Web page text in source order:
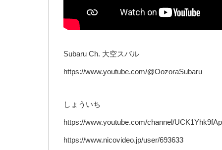
Subaru Ch. 大空スバル
https://www.youtube.com/@OozoraSubaru
しょういち
https://www.youtube.com/channel/
https://www.nicovideo.jp/user/693633